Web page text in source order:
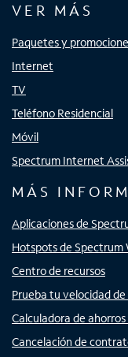
VER MÁS
Paquetes y
Internet
TV
Teléfono Residencial
Móvil
Spectrum Internet
MÁS
Aplicaciones de
Hotspots de Spectrum
Centro de recursos
Prueba tu velocidad
Calculadora de
Cancelación de